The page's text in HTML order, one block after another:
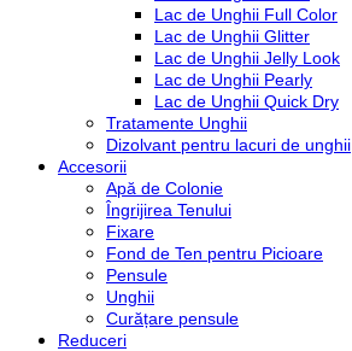
Lac de Unghii Full Color
Lac de Unghii Glitter
Lac de Unghii Jelly Look
Lac de Unghii Pearly
Lac de Unghii Quick Dry
Tratamente Unghii
Dizolvant pentru lacuri de unghii
Accesorii
Apă de Colonie
Îngrijirea Tenului
Fixare
Fond de Ten pentru Picioare
Pensule
Unghii
Curățare pensule
Reduceri